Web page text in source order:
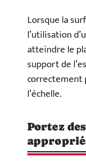
Lorsque la
l’utilisation
atteindre le
support de
correctement
l’échelle.
Portez